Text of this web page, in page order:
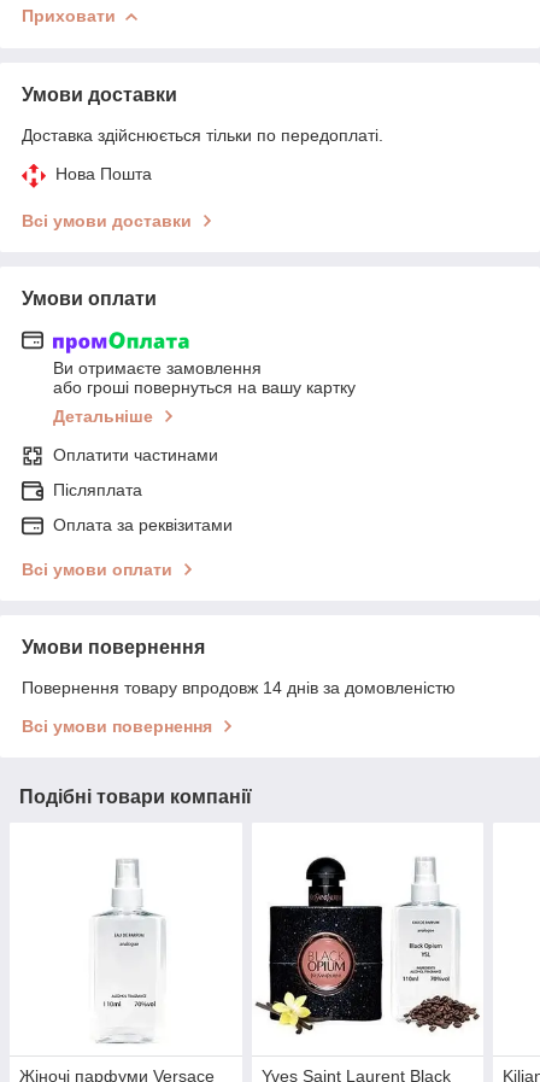
Приховати
Умови доставки
Доставка здійснюється тільки по передоплаті.
Нова Пошта
Всі умови доставки
Умови оплати
Ви отримаєте замовлення
або гроші повернуться на вашу картку
Детальніше
Оплатити частинами
Післяплата
Оплата за реквізитами
Всі умови оплати
Умови повернення
Повернення товару впродовж 14 днів за домовленістю
Всі умови повернення
Подібні товари компанії
Жіночі парфуми Versace Yves Saint Laurent Black